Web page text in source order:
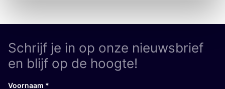
Schrijf je in op onze nieuwsbrief
en blijf op de hoogte!
Voornaam *